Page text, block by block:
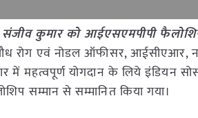
संजीव कुमार को आईएसएमपीपी
रोग एवं नोडल ऑफीसर, आईसीएआर, नई
में महत्वपूर्ण योगदान के लिये इंडियन
सम्मान से सम्मानित किया गया।